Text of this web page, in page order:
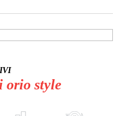
orio style